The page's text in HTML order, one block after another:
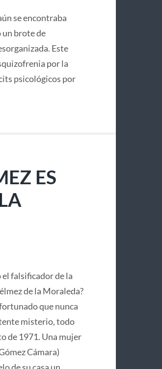
se encontraba
brote de
Este
por la
psicológicos por
ES
el falsificador de la
de la Moraleda?
que nunca
misterio, todo
de 1971. Una mujer
Cámara)